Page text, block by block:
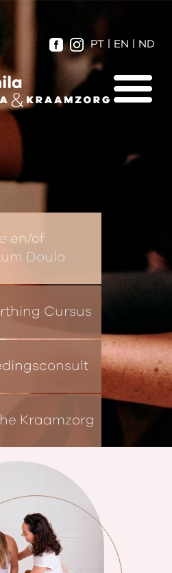
PT EN ND
en/of
Doula
Cursus
Kraamzorg